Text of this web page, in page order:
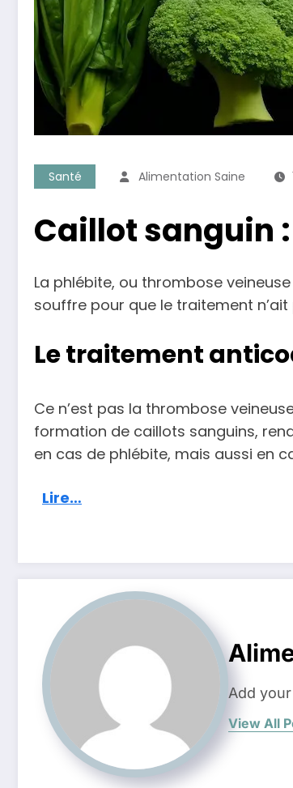
Santé Alimentation Saine
Caillot sanguin
La phlébite, ou thrombose
souffre pour que le traitement
Le traitement
Ce n’est pas la thrombose
formation de caillots sanguins,
en cas de phlébite, mais aussi en
Lire…
Add
View All